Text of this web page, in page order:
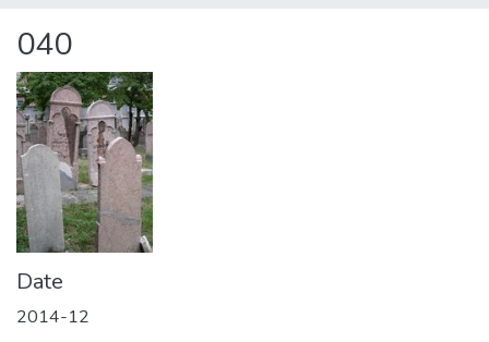
About us
040
Date
2014-12